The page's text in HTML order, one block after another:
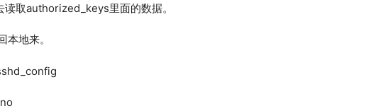
取authorized_keys里面的数据。
地来。